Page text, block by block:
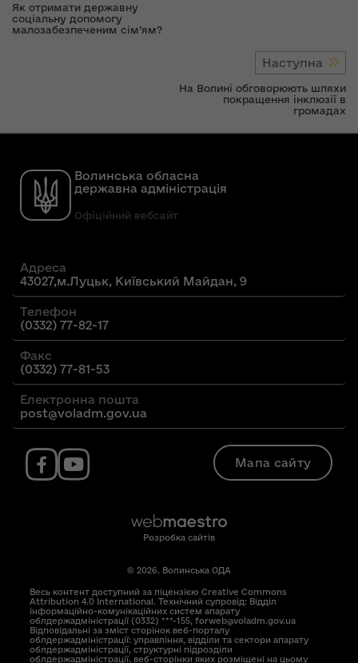
Як отримати державну
соціальну допомогу
малозабезпеченим сім’ям?
Наступна
На Волині обговорюють шляхи
покращення інклюзії в
громадах
Волинська обласна
державна адміністрація
Офіційний вебсайт
Адреса
43027,м.Луцьк, Київський Майдан, 9
Телефон
(0332) 77-82-17
Факс
(0332) 77-81-53
Електронна пошта
post@voladm.gov.ua
Мапа сайту
Розробка сайтів
© 2026. Волинська ОДА
Весь контент доступний за ліцензією Creative Commons
Attribution 4.0 International. Технічний супровід: Відділ
інформаційно-комунікаційних систем апарату
облдержадміністрації (0332) ***-155, forweb@voladm.gov.ua
Відповідальні за зміст сторінок веб-порталу
облдержадміністрації: управління, відділи та сектори апарату
облдержадміністрації, структурні підрозділи
облдержадміністрації, веб-сторінки яких розміщені на цьому